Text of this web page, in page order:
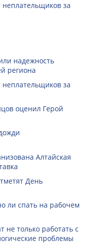
неплательщиков за
надежность
региона
неплательщиков за
оценил Герой
Алтайская
День
ли спать на рабочем
не только работать с
проблемы